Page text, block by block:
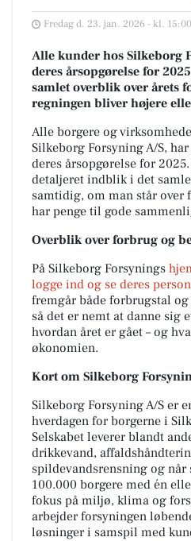
Fredag d. 23. jan. 2026 - kl. 15:00
Alle kunder hos Silkeborg
deres årsopgørelse for
samlet overblik over årets
regningen bliver højere
Alle borgere og
Silkeborg Forsyning A/S,
deres årsopgørelse for
detaljeret indblik i det
samtidig, om man står
har penge til gode
Overblik over forbrug og
På Silkeborg Forsynings
logge ind og se deres
fremgår både forbrugstal
så det er nemt at danne sig
hvordan året er gået – og
økonomien.
Kort om Silkeborg
Silkeborg Forsyning A/S er
hverdagen for borgerne i
Selskabet leverer blandt
drikkevand,
spildevandsrensning og
100.000 borgere med én
fokus på miljø, klima og
arbejder forsyningen
løsninger i samspil med